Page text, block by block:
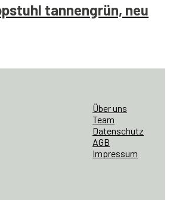
tannengrün, neu
Über uns
Team
Datenschutz
AGB
Impressum